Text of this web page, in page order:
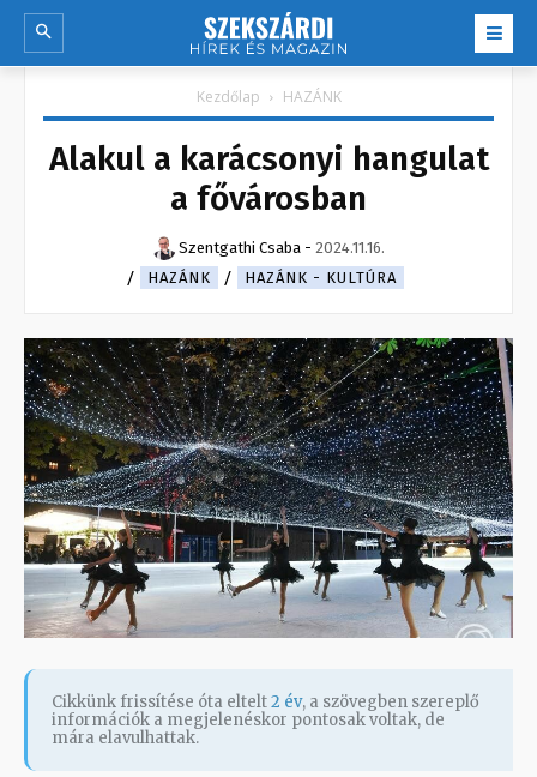
Kezdőlap HAZÁNK
Alakul a karácsonyi hangulat
a fővárosban
Szentgathi Csaba - 2024.11.16.
HAZÁNK
HAZÁNK - KULTÚRA
Cikkünk frissítése óta eltelt2 év, a szövegben szereplő
információk a megjelenéskor pontosak voltak, de
mára elavulhattak.